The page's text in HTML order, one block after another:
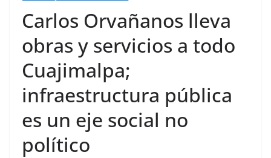
Carlos Orvañanos lleva
obras y servicios a todo
Cuajimalpa;
infraestructura pública
es un eje social no
político